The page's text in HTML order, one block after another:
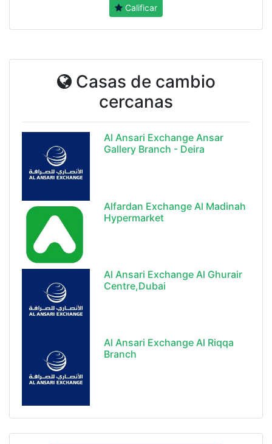
Calificar
Casas de cambio
cercanas
Al Ansari Exchange Ansar
Gallery Branch - Deira
Alfardan Exchange Al Madinah
Hypermarket
Al Ansari Exchange Al Ghurair
Centre,Dubai
Al Ansari Exchange Al Riqqa
Branch